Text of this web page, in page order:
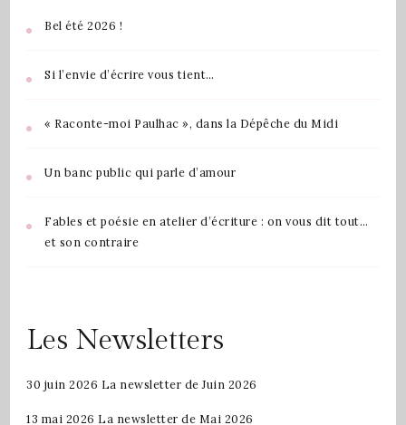
Bel été 2026 !
Si l’envie d’écrire vous tient…
« Raconte-moi Paulhac », dans la Dépêche du Midi
Un banc public qui parle d’amour
Fables et poésie en atelier d’écriture : on vous dit tout…
et son contraire
Les Newsletters
30 juin 2026 La newsletter de Juin 2026
13 mai 2026 La newsletter de Mai 2026